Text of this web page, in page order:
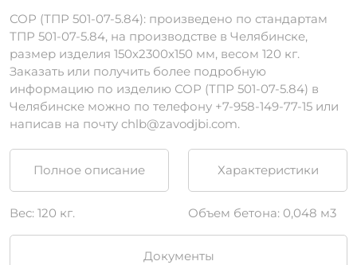
СОР (ТПР 501-07-5.84): произведено по стандартам
ТПР 501-07-5.84, на производстве в Челябинске,
размер изделия 150х2300х150 мм, весом 120 кг.
Заказать или получить более подробную
информацию по изделию СОР (ТПР 501-07-5.84) в
Челябинске можно по телефону +7-958-149-77-15 или
написав на почту chlb@zavodjbi.com.
Полное описание Характеристики
Вес: 120 кг. Объем бетона: 0,048 м3
Документы